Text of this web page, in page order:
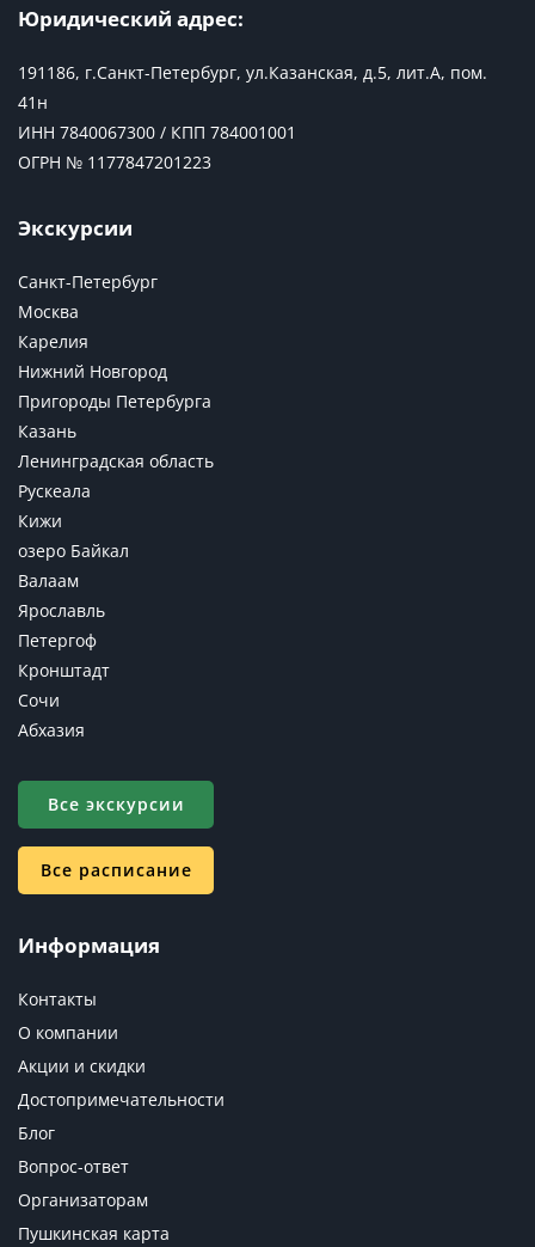
Юридический адрес:
191186, г.Санкт-Петербург, ул.Казанская, д.5, лит.А, пом.
41н
ИНН 7840067300 / КПП 784001001
ОГРН № 1177847201223
Экскурсии
Санкт-Петербург
Москва
Карелия
Нижний Новгород
Пригороды Петербурга
Казань
Ленинградская область
Рускеала
Кижи
озеро Байкал
Валаам
Ярославль
Петергоф
Кронштадт
Сочи
Абхазия
Все экскурсии
Все расписание
Информация
Контакты
О компании
Акции и скидки
Достопримечательности
Блог
Вопрос-ответ
Организаторам
Пушкинская карта